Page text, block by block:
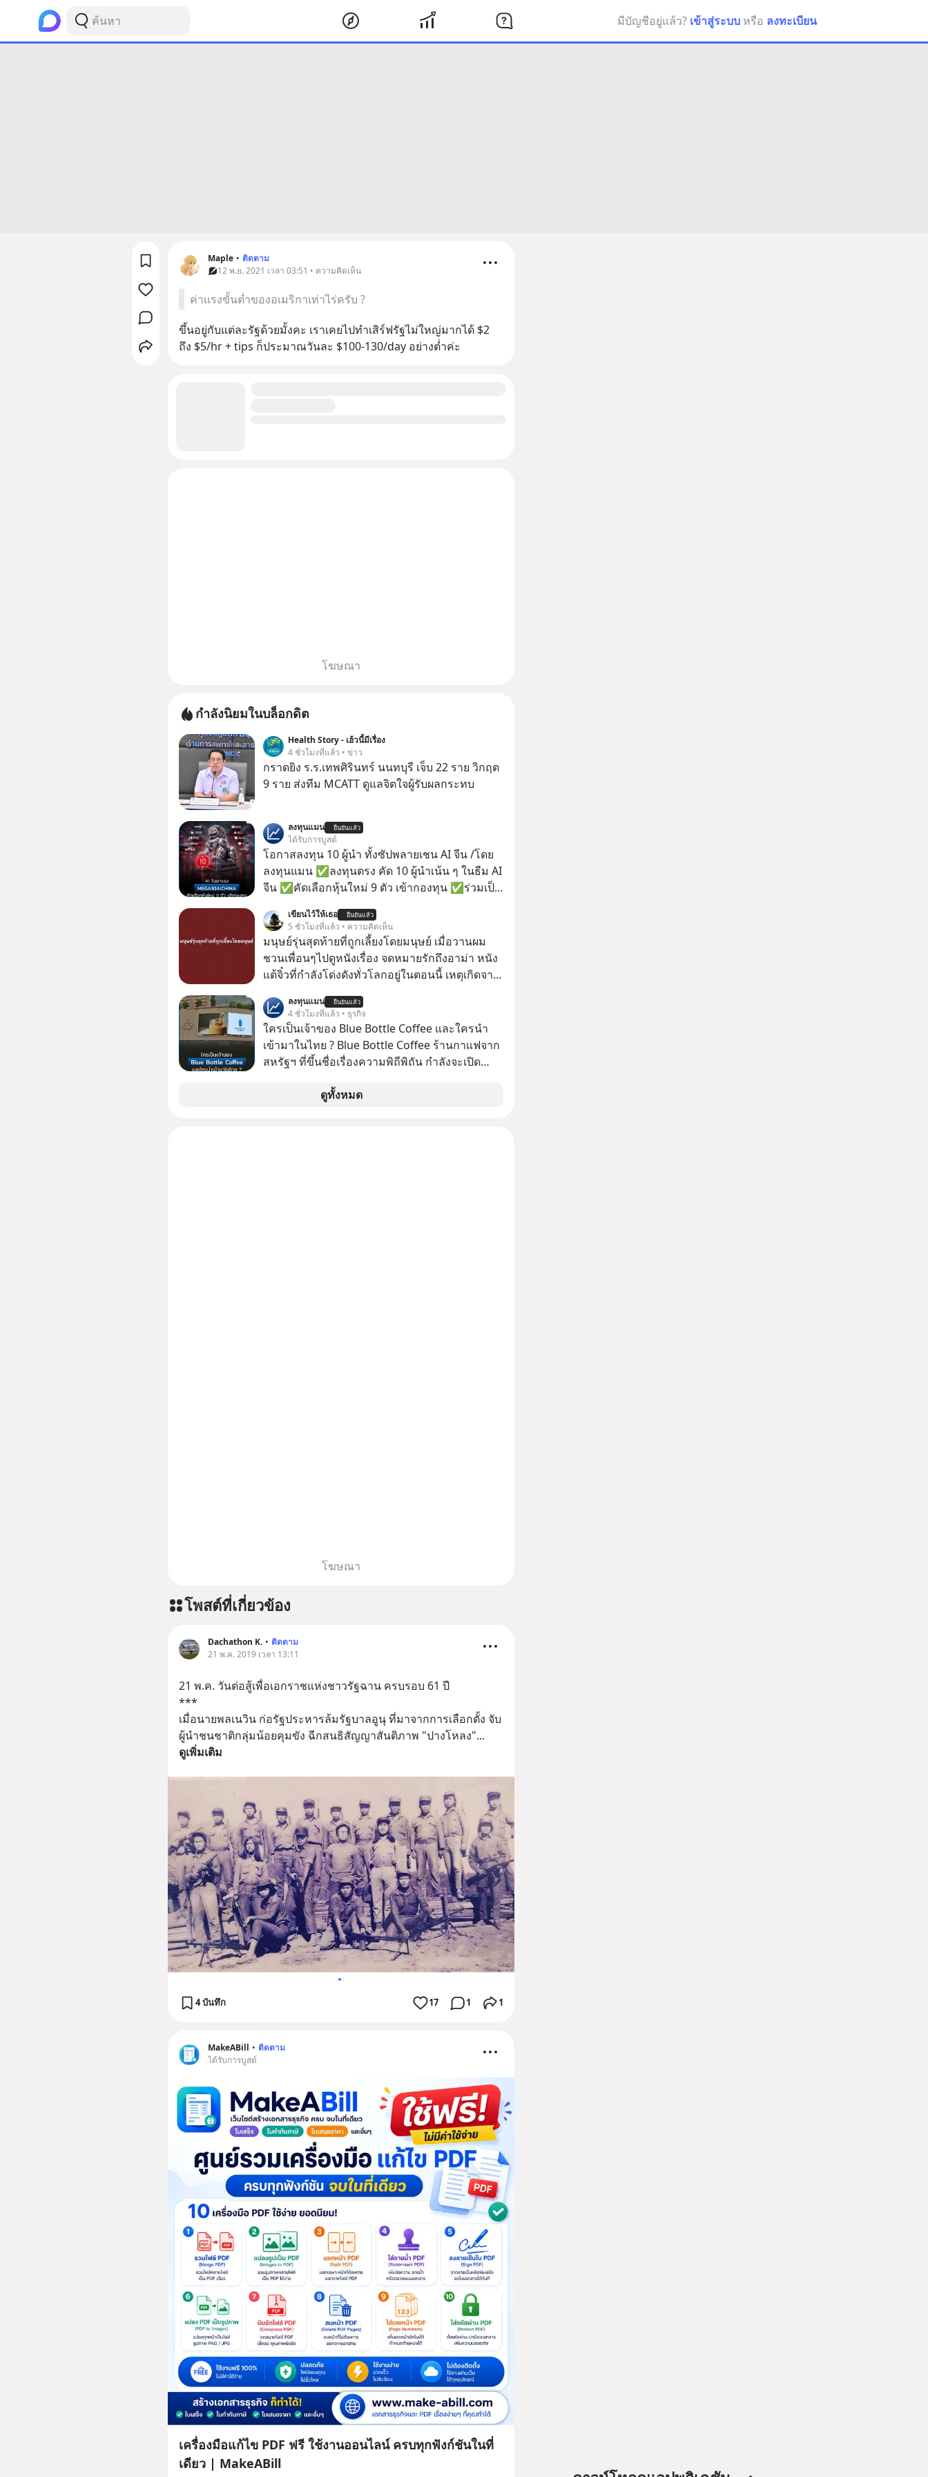
มีบัญชีอยู่แล้ว? เข้าสู่ระบบ หรือ ลงทะเบียน
Maple • ติดตาม
12 พ.ย. 2021 เวลา 03:51 • ความคิดเห็น
ค่าเเรงขั้นต่ำของอเมริกาเท่าไร่ครับ ?
ขึ้นอยู่กับแต่ละรัฐด้วยมั้งคะ เราเคยไปทำเสิร์ฟรัฐไม่ใหญ่มากได้ $2
ถึง $5/hr + tips ก็ประมาณวันละ $100-130/day อย่างต่ำค่ะ
โฆษณา
กำลังนิยมในบล็อกดิต
Health Story - เฮ้วนี้มีเรื่อง
4 ชั่วโมงที่แล้ว • ข่าว
กราดยิง ร.ร.เทพศิรินทร์ นนทบุรี เจ็บ 22 ราย วิกฤต
9 ราย ส่งทีม MCATT ดูแลจิตใจผู้รับผลกระทบ
ลงทุนแมน ยืนยันแล้ว
ได้รับการบูสต์
โอกาสลงทุน 10 ผู้นำ ทั้งซัปพลายเชน AI จีน /โดย
ลงทุนแมน ✅ลงทุนตรง คัด 10 ผู้นำเน้น ๆ ในธีม AI
จีน ✅คัดเลือกหุ้นใหม่ 9 ตัว เข้ากองทุน ✅ร่วมเป็น
ความจำ โมเดล AI ยันหุ่นยนต์ ✅ได้การรับยกเว้น
ภาษี Capital Gain ตามกฎหมายภาษีของ
ประเทศไทย
เขียนไว้ให้เธอ ยืนยันแล้ว
5 ชั่วโมงที่แล้ว • ความคิดเห็น
มนุษย์รุ่นสุดท้ายที่ถูกเลี้ยงโดยมนุษย์ เมื่อวานผม
ชวนเพื่อนๆไปดูหนังเรื่อง จดหมายรักถึงอาม่า หนัง
แต้จิ๋วที่กำลังโด่งดังทั่วโลกอยู่ในตอนนี้ เหตุเกิดจาก
อยากดูมาก ด้วยเพราะว่าอากงก็มาจากเมืองจีน ป๊า
ก็พูดแต้จิ๋วได้ มีเรื่องราวมีความผูกพันที่ได้ยินตั้งแต่
เด็ก
ลงทุนแมน ยืนยันแล้ว
4 ชั่วโมงที่แล้ว • ธุรกิจ
ใครเป็นเจ้าของ Blue Bottle Coffee และใครนำ
เข้ามาในไทย ? Blue Bottle Coffee ร้านกาแฟจาก
สหรัฐฯ ที่ขึ้นชื่อเรื่องความพิถีพิถัน กำลังจะเปิด
ดูทั้งหมด
โฆษณา
โพสต์ที่เกี่ยวข้อง
Dachathon K. • ติดตาม
21 พ.ค. 2019 เวลา 13:11
21 พ.ค. วันต่อสู้เพื่อเอกราชแห่งชาวรัฐฉาน ครบรอบ 61 ปี
***
เมื่อนายพลเนวิน ก่อรัฐประหารล้มรัฐบาลอูนุ ที่มาจากการเลือกตั้ง จับ
ผู้นำชนชาติกลุ่มน้อยคุมขัง ฉีกสนธิสัญญาสันติภาพ "ปางโหลง"...
ดูเพิ่มเติม
4 บันทึก 17 1 1
MakeABill • ติดตาม
ได้รับการบูสต์
เครื่องมือแก้ไข PDF ฟรี ใช้งานออนไลน์ ครบทุกฟังก์ชันในที่
เดียว | MakeABill